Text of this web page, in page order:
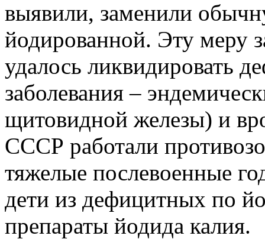
выявили, заменили
йодированной. Эту меру
удалось ликвидировать
заболевания –
щитовидной железы) и
СССР работали
тяжелые послевоенные
дети из дефицитных по
препараты йодида калия.